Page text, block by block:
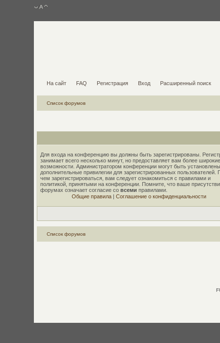
На сайт FAQ Регистрация Вход Расширенный поиск
Список форумов
Для входа на конференцию вы должны быть зарегистрированы.
занимает всего несколько минут, но предоставляет вам более широкие
возможности. Администратором конференции могут быть
дополнительные привилегии для зарегистрированных пользователей.
чем зарегистрироваться, вам следует ознакомиться с правилами и
политикой, принятыми на конференции. Помните, что ваше
форумах означает согласие со всеми правилами.
Общие правила| Соглашение о конфиденциальности
Список форумов